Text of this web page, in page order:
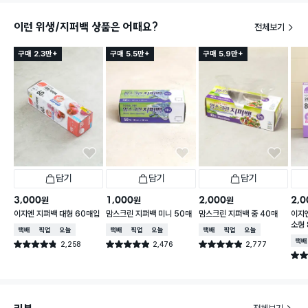
이런 위생/지퍼백 상품은 어때요? 전체보기
구매 2.3만+
담기
3,000원
이지엔 지퍼백 대형 60매입
택배배송매장픽업오늘배송
별점 4.8점 2,258
건 작성
구매 5.5만+
담기
1,000원
맘스크린 지퍼백 미니 50매
택배배송매장픽업오늘배송
별점 4.9점 2,476
건 작성
구매 5.9만+
담기
2,000원
맘스크린 지퍼백 중 40매
택배배송매장픽업오늘배송
별점 4.9점 2,777
건 작성
이지
소형
택배
별점